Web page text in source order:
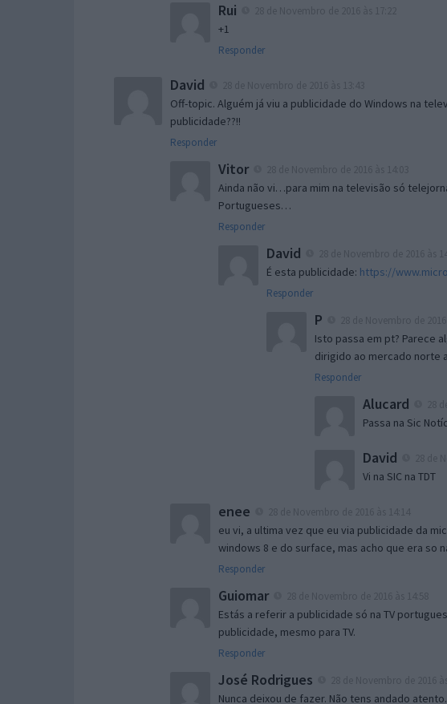
Rui
+1
Responder
David
Off-topic. Alguém já viu a publicidade do Windows na
publicidade??!!
Responder
Vitor
Ainda não vi…para mim na televisão só
Portugueses…
Responder
David
É esta publicidade: https://
Responder
P
Isto passa em pt? Parece
dirigido ao mercado norte
Responder
Alucard
Passa na Sic
David
Vi na SIC na TDT
enee
eu vi, a ultima vez que eu via publicidade da
windows 8 e do surface, mas acho que era so
Responder
Guiomar
Estás a referir a publicidade só na TV
publicidade, mesmo para TV.
Responder
José Rodrigues
Nunca deixou de fazer. Não tens andado atento.